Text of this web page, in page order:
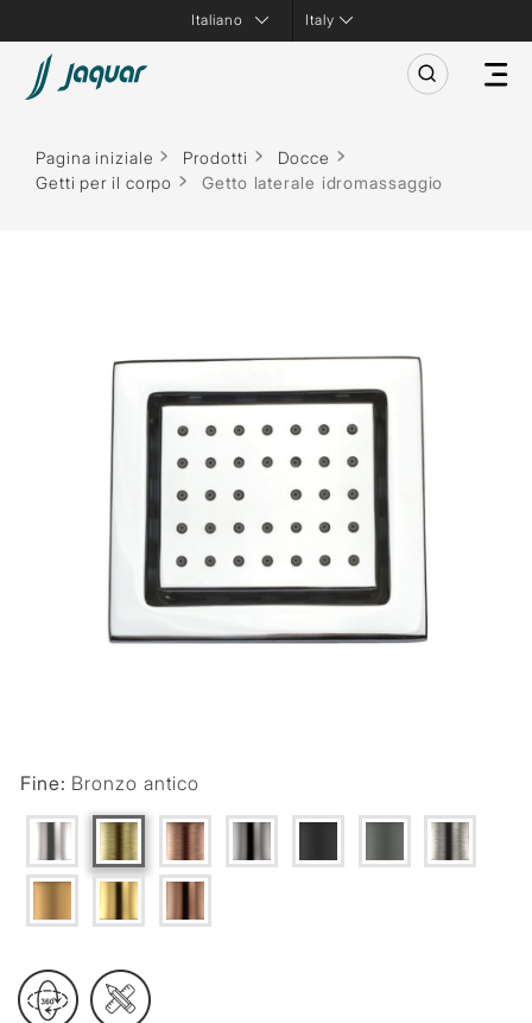
Italy
Pagina iniziale Prodotti
Docce
Getti per il corpo
Getto laterale idromassaggio
Fine: Bronzo antico